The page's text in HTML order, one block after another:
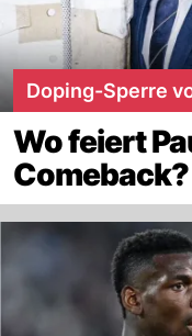
Doping-Sperre
Wo feiert
Comeback?